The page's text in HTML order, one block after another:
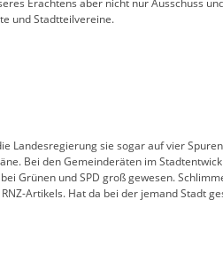
Erachtens aber nicht nur Ausschuss
und Stadtteilvereine.
Landesregierung sie sogar auf vier
Bei den Gemeinderäten im
Grünen und SPD groß gewesen.
Artikels. Hat da bei der jemand Stadt